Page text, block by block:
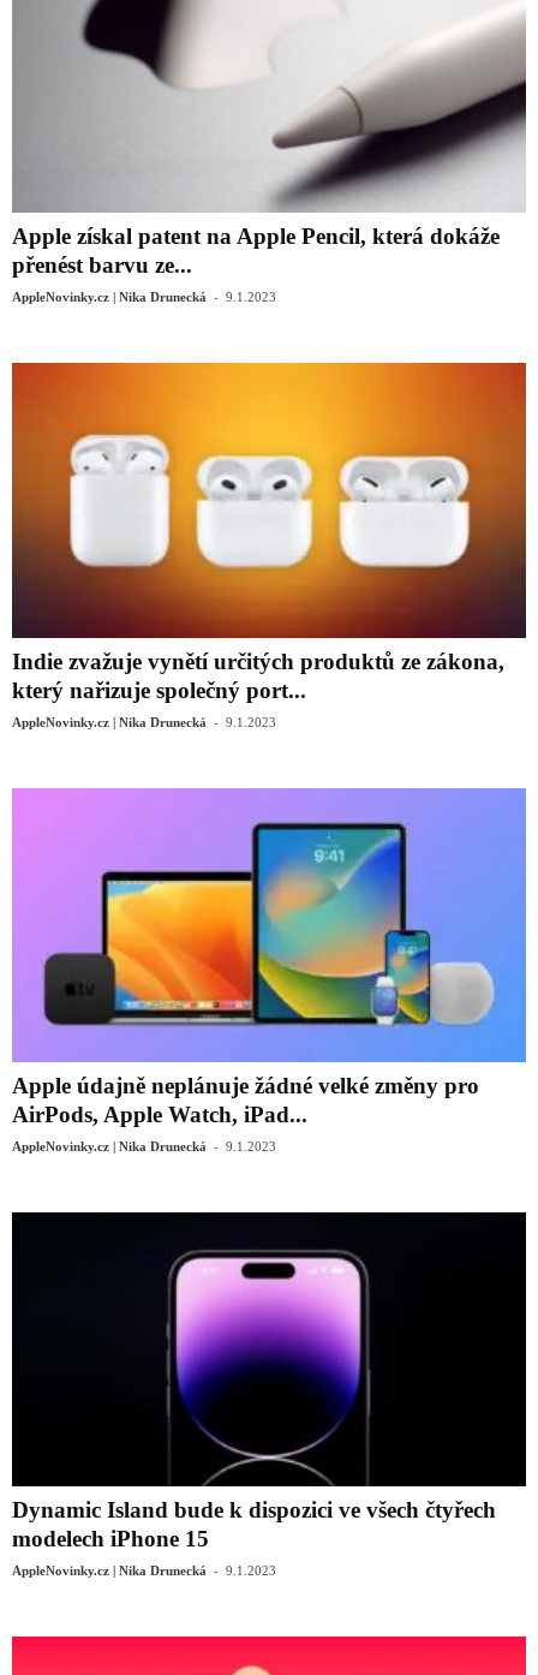
Apple získal patent na Apple Pencil, která dokáže
přenést barvu ze...
AppleNovinky.cz | Nika Drunecká - 9.1.2023
Indie zvažuje vynětí určitých produktů ze zákona,
který nařizuje společný port...
AppleNovinky.cz | Nika Drunecká - 9.1.2023
Apple údajně neplánuje žádné velké změny pro
AirPods, Apple Watch, iPad...
AppleNovinky.cz | Nika Drunecká - 9.1.2023
Dynamic Island bude k dispozici ve všech čtyřech
modelech iPhone 15
AppleNovinky.cz | Nika Drunecká - 9.1.2023